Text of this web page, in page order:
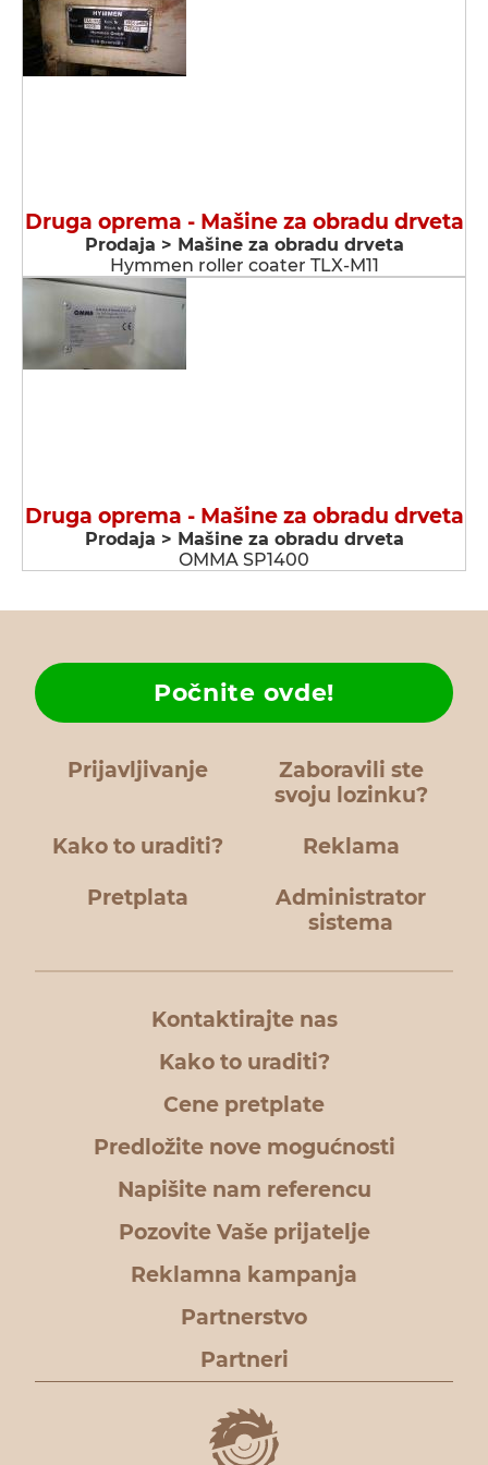
Druga oprema - Мašine za obradu drveta
Prodaja > Мašine za obradu drveta
Hymmen roller coater TLX-M11
Druga oprema - Мašine za obradu drveta
Prodaja > Мašine za obradu drveta
OMMA SP1400
Prijavljivanje
Zaboravili ste
svoju lozinku?
Kako to uraditi?
Počnite ovde!
Reklama
Pretplata
Administrator
sistema
Kontaktirajte nas
Kako to uraditi?
Cene pretplate
Predložite nove mogućnosti
Napišite nam referencu
Pozovite Vaše prijatelje
Reklamna kampanja
Partnerstvo
Partneri